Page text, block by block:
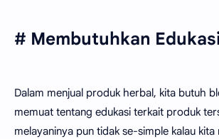
# Membutuhkan
Dalam menjual produk herbal, kita butuh
memuat tentang edukasi terkait produk
melayaninya pun tidak se-simple kalau